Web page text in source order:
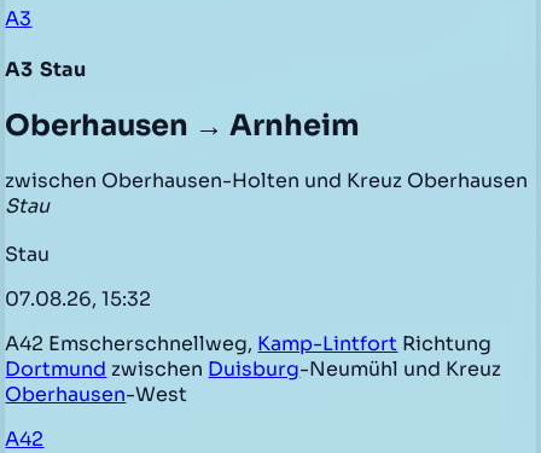
A3
A3 Stau
Oberhausen → Arnheim
zwischen Oberhausen-Holten und Kreuz Oberhausen
Stau
Stau
07.08.26, 15:32
A42 Emscherschnellweg, Kamp-Lintfort Richtung
Dortmund zwischen Duisburg-Neumühl und Kreuz
Oberhausen-West
A42